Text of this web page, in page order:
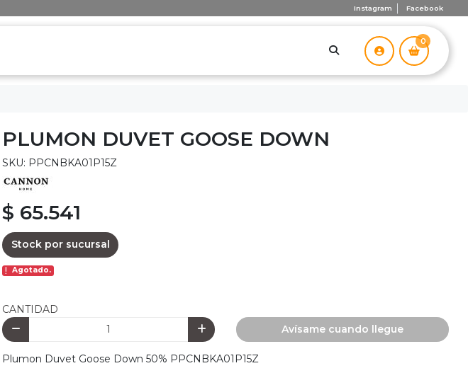
Instagram Facebook
0
PLUMON DUVET GOOSE DOWN
SKU: PPCNBKA01P15Z
$ 65.541
Stock por sucursal
Agotado.
CANTIDAD
Avísame cuando llegue
Plumon Duvet Goose Down 50% PPCNBKA01P15Z